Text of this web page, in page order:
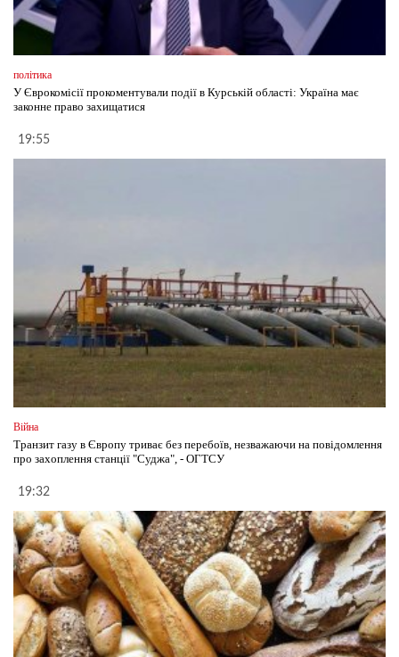
політика
У Єврокомісії прокоментували події в Курській області: Україна має
законне право захищатися
19:55
Війна
Транзит газу в Європу триває без перебоїв, незважаючи на повідомлення
про захоплення станції "Суджа", - ОГТСУ
19:32